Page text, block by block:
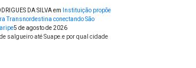
DA SILVAem
Instituição propõe
Transnordestina conectando São
5 de agosto de 2026
salgueiro até Suape.e por qual cidade